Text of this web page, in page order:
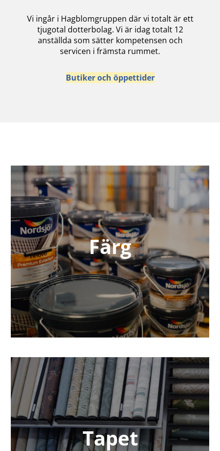
Vi ingår i Hagblomgruppen där vi totalt är ett
tjugotal dotterbolag. Vi är idag totalt 12
anställda som sätter kompetensen och
servicen i främsta rummet.
Butiker och öppettider
Färg
Tapet